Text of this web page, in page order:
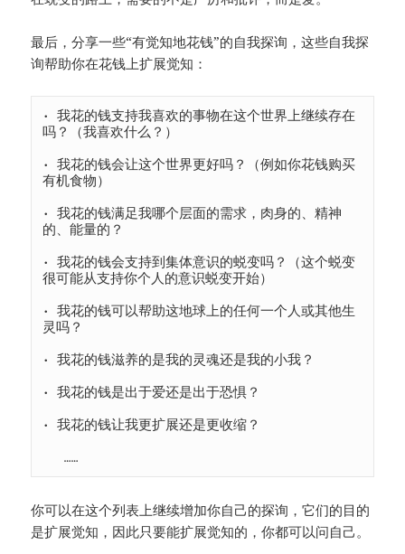
最后，分享一些“有觉知地花钱”的自我探询，这些自我探
询帮助你在花钱上扩展觉知：
• 我花的钱支持我喜欢的事物在这个世界上继续存在
吗？（我喜欢什么？）
• 我花的钱会让这个世界更好吗？（例如你花钱购买
有机食物）
• 我花的钱满足我哪个层面的需求，肉身的、精神
的、能量的？
• 我花的钱会支持到集体意识的蜕变吗？（这个蜕变
很可能从支持你个人的意识蜕变开始）
• 我花的钱可以帮助这地球上的任何一个人或其他生
灵吗？
• 我花的钱滋养的是我的灵魂还是我的小我？
• 我花的钱是出于爱还是出于恐惧？
• 我花的钱让我更扩展还是更收缩？
   ……
你可以在这个列表上继续增加你自己的探询，它们的目的
是扩展觉知，因此只要能扩展觉知的，你都可以问自己。